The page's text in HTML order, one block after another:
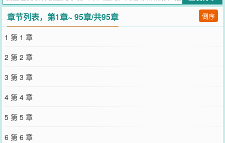
程津与结婚的第三个月呢。文案二程津与结婚的消息传了出去后，圈
内人震惊，都在猜测是哪家千金。后来传出新娘只是普通人。于是闪
婚，应付家长的传言甚嚣尘上。众人都在猜测这段婚姻维持不了多
久，毕竟程津与这样的人一心只有工作，哪有心思经营什么婚姻。但
后来程津与出现在聚会的次数越来越少，连好友都忍不住打电话质
问。谁知他接起电话，也只是淡然表示：“在加班。”末了，他慢悠悠
笑道：“陪老婆加班。”*——程津与的钩放下去，钓上来了孟初。——
但没人知道，他这一钩，等了有多少年。【提示】*表面淡定实则又争
又抢男主X工科仙女*看似先婚后爱，实则蓄谋已久*涉及专业资料，皆
是查阅资料，如有错误，欢迎温油指出，谢谢-2025.04.20
您要是觉得《
里的朋友推荐哦！
章节列表，第1章~ 95章/共95章 倒序
1 第 1 章
2 第 2 章
3 第 3 章
4 第 4 章
5 第 5 章
6 第 6 章